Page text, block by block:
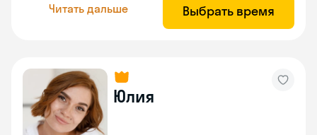
Читать дальше Выбрать время
Юлия